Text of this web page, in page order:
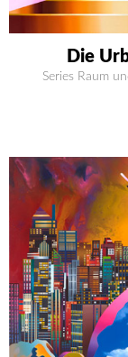
Die
Series Raum